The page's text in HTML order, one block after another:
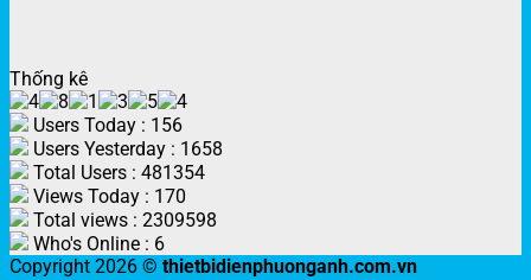
Thống kê
Users Today : 156
Users Yesterday : 1658
Total Users : 481354
Views Today : 170
Total views : 2309598
Who's Online : 6
Copyright 2026 © thietbidienphuonganh.com.vn